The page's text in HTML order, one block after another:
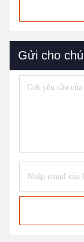
Gửi cho